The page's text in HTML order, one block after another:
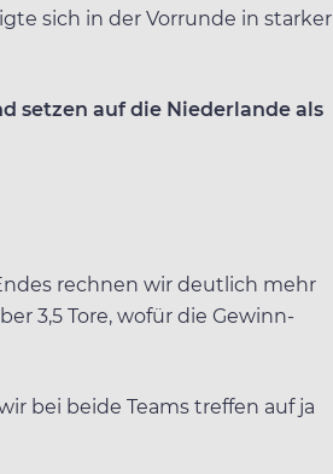
sich in der Vorrunde in starker
setzen auf die Niederlande als
rechnen wir deutlich mehr
3,5 Tore, wofür die Gewinn-
bei beide Teams treffen auf ja